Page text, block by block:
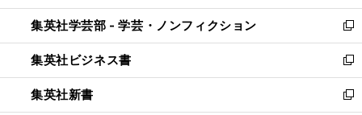
開
く
ウ
で
開
く
ン
ド
ウ
で
開
く
ウ
ィ
ン
ド
ウ
で
開
集英社学芸部 - 学芸・ノンフィクション
新
し
い
ウ
ィ
集英社ビジネス書
新
し
い
集英社新書
新